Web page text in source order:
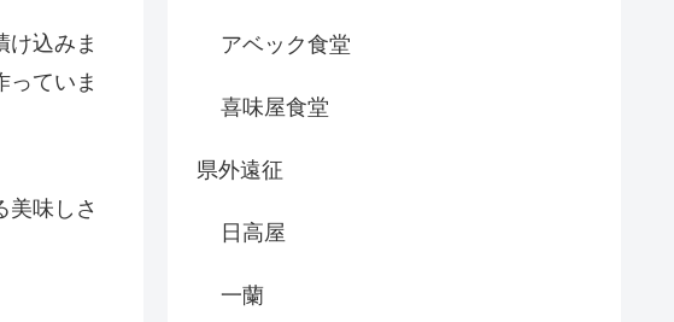
け込みま
っていま
美味しさ
アベック食堂
喜味屋食堂
県外遠征
日高屋
一蘭